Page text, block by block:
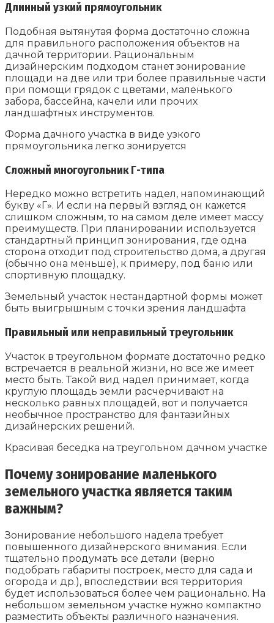
Длинный узкий прямоугольник
Подобная вытянутая форма достаточно сложна
для правильного расположения объектов на
дачной территории. Рациональным
дизайнерским подходом станет зонирование
площади на две или три более правильные части
при помощи грядок с цветами, маленького
забора, бассейна, качели или прочих
ландшафтных инструментов.
Форма дачного участка в виде узкого
прямоугольника легко зонируется
Сложный многоугольник Г-типа
Нередко можно встретить надел, напоминающий
букву «Г». И если на первый взгляд он кажется
слишком сложным, то на самом деле имеет массу
преимуществ. При планировании используется
стандартный принцип зонирования, где одна
сторона отходит под строительство дома, а другая
(обычно она меньше), к примеру, под баню или
спортивную площадку.
Земельный участок нестандартной формы может
быть выигрышным с точки зрения ландшафта
Правильный или неправильный треугольник
Участок в треугольном формате достаточно редко
встречается в реальной жизни, но все же имеет
место быть. Такой вид надел принимает, когда
круглую площадь земли расчерчивают на
несколько равных площадей, вот и получается
необычное пространство для фантазийных
дизайнерских решений.
Красивая беседка на треугольном дачном участке
Почему зонирование маленького
земельного участка является таким
важным?
Зонирование небольшого надела требует
повышенного дизайнерского внимания. Если
тщательно продумать все детали (верно
подобрать габариты построек, место для сада и
огорода и др.), впоследствии вся территория
будет использоваться более чем рационально. На
небольшом земельном участке нужно компактно
разместить объекты различного назначения.